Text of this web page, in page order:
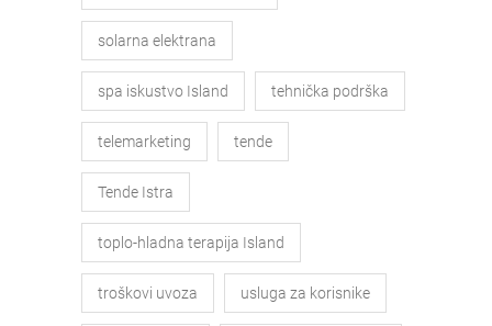
solarna elektrana
spa iskustvo Island tehnička podrška
telemarketing tende
Tende Istra
toplo-hladna terapija Island
troškovi uvoza usluga za korisnike